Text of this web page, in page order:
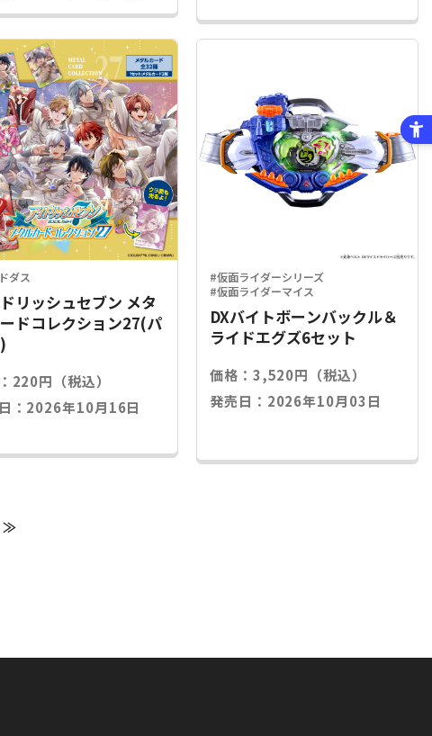
ダス
リッシュセブン メタ
ドコレクション27(パ
220円（税込）
：2026年10月16日
#仮面ライダーシリーズ
#仮面ライダーマイス
DXバイトボーンバックル＆
ライドエグズ6セット
価格：3,520円（税込）
発売日：2026年10月03日
≫